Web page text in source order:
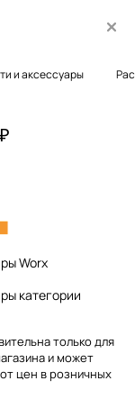
и аксессуары
Worx
категории
только для
и может
цен в розничных